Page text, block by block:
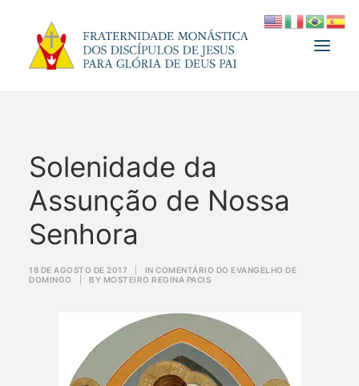
FUNDADOR
MEDJUGORJE
ESPIRITUALIDADE
INFORMATIVO
Solenidade da
Assunção de Nossa
Senhora
18 DE AGOSTO DE 2017 IN COMENTÁRIO DO EVANGELHO DE
DOMINGO
BY MOSTEIRO REGINA PACIS